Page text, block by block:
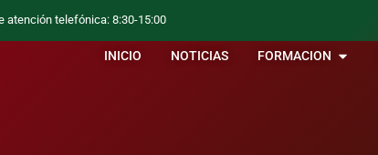
atención telefónica: 8:30-15:00
INICIO NOTICIAS FORMACION